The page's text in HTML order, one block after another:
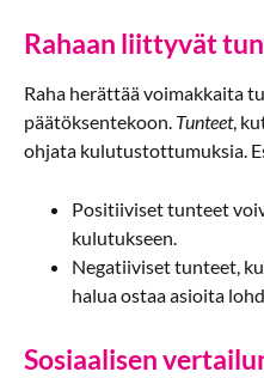
Rahaan liittyvät
Raha herättää voimakkaita
päätöksentekoon. Tunteet,
ohjata kulutustottumuksia.
Positiiviset tunteet
kulutukseen.
Negatiiviset tunteet,
halua ostaa asioita
Sosiaalisen